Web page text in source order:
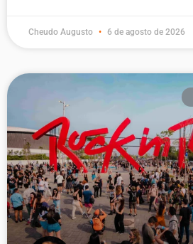
Cheudo Augusto 6 de agosto de 2026